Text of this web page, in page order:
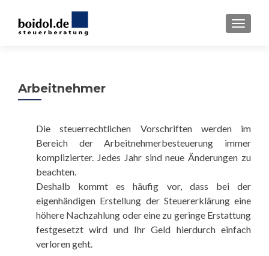
Arbeitnehmer
Die steuerrechtlichen Vorschriften werden im
Bereich der Arbeitnehmerbesteuerung immer
komplizierter. Jedes Jahr sind neue Änderungen zu
beachten.
Deshalb kommt es häufig vor, dass bei der
eigenhändigen Erstellung der Steuererklärung eine
höhere Nachzahlung oder eine zu geringe Erstattung
festgesetzt wird und Ihr Geld hierdurch einfach
verloren geht.